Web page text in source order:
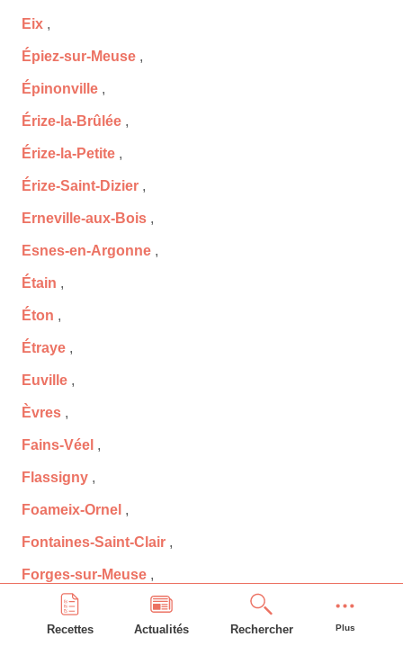
Recettes Actualités Rechercher Plus
Eix ,
Épiez-sur-Meuse ,
Épinonville ,
Érize-la-Brûlée ,
Érize-la-Petite ,
Érize-Saint-Dizier ,
Erneville-aux-Bois ,
Esnes-en-Argonne ,
Étain ,
Éton ,
Étraye ,
Euville ,
Èvres ,
Fains-Véel ,
Flassigny ,
Foameix-Ornel ,
Fontaines-Saint-Clair ,
Forges-sur-Meuse ,
Foucaucourt-sur-Thabas